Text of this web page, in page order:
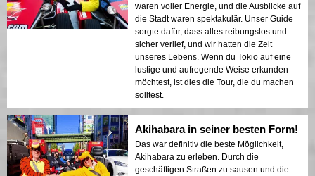
waren voller Energie, und die Ausblicke auf
die Stadt waren spektakulär. Unser Guide
sorgte dafür, dass alles reibungslos und
sicher verlief, und wir hatten die Zeit
unseres Lebens. Wenn du Tokio auf eine
lustige und aufregende Weise erkunden
möchtest, ist dies die Tour, die du machen
solltest.
Akihabara in seiner besten Form!
Das war definitiv die beste Möglichkeit,
Akihabara zu erleben. Durch die
geschäftigen Straßen zu sausen und die